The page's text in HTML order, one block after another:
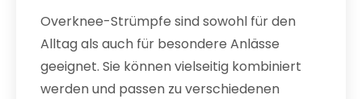
Overknee-Strümpfe sind sowohl für den
Alltag als auch für besondere Anlässe
geeignet. Sie können vielseitig kombiniert
werden und passen zu verschiedenen